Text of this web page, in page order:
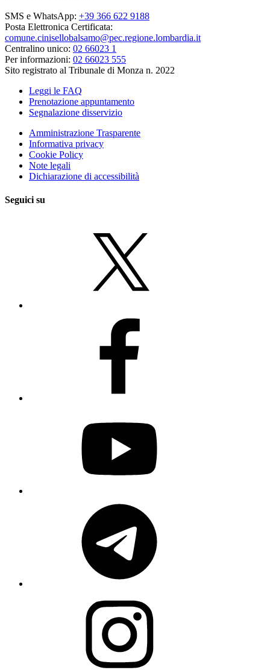
SMS e WhatsApp: +39 366 622 9188
Posta Elettronica Certificata:
comune.cinisellobalsamo@pec.regione.lombardia.it
Centralino unico: 02 66023 1
Per informazioni: 02 66023 555
Sito registrato al Tribunale di Monza n. 2022
Leggi le FAQ
Prenotazione appuntamento
Segnalazione disservizio
Amministrazione Trasparente
Informativa privacy
Cookie Policy
Note legali
Dichiarazione di accessibilità
Seguici su